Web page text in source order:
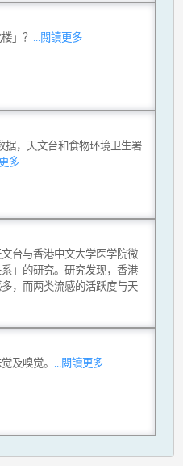
」？ ...閱讀更多
据，天文台和食物环境卫生署
多
台与香港中文大学医学院微
」的研究。研究发现，香港
，而两类流感的活跃度与天
及嗅觉。 ...閱讀更多